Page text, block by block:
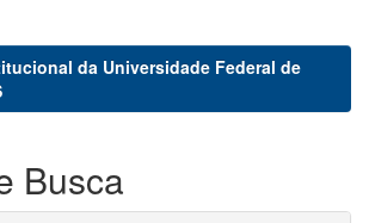
da Universidade Federal de
Busca